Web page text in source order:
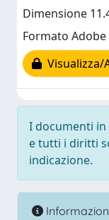
Dimensione
Formato Adobe
Visualizza/
I documenti in
e tutti i diritti
indicazione.